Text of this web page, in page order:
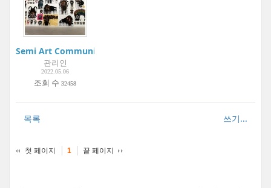
Semi Art Community Project:Boogie Woogie Art Museum |
관리인
2022.05.06
조회 수 32458
쓰기...
목록
첫 페이지 1 끝 페이지